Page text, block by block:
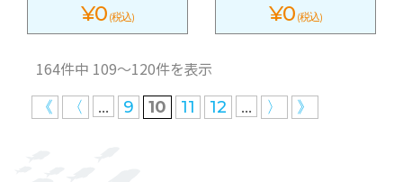
¥0 (税込) ¥0 (税込)
164件中 109〜120件を表示
《 〈 ... 9 10 11 12 ... 〉 》